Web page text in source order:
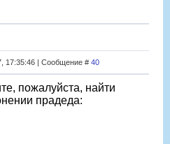
17:35:46 | Сообщение # 40
пожалуйста, найти
прадеда: